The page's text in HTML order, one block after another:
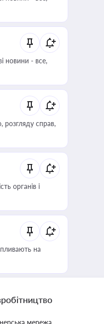
новини - все,
розгляду справ,
органів і
на
мережа